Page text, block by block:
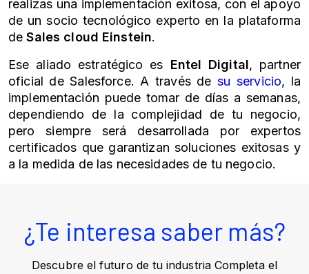
realizas una implementación exitosa, con el apoyo
de un socio tecnológico experto en la plataforma
de Sales cloud Einstein.
Ese aliado estratégico es Entel Digital, partner
oficial de Salesforce. A través de su servicio, la
implementación puede tomar de días a semanas,
dependiendo de la complejidad de tu negocio,
pero siempre será desarrollada por expertos
certificados que garantizan soluciones exitosas y
a la medida de las necesidades de tu negocio.
¿Te interesa saber más?
Descubre el futuro de tu industria Completa el